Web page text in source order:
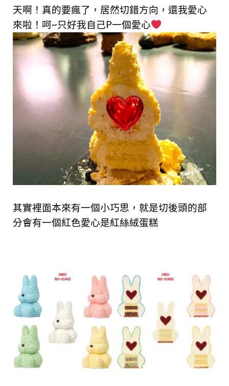
天啊！真的要瘋了，居然切錯方向，還我愛心
來啦！呵~只好我自己P一個愛心
其實裡面本來有一個小巧思，就是切後頭的部
分會有一個紅色愛心是紅絲絨蛋糕